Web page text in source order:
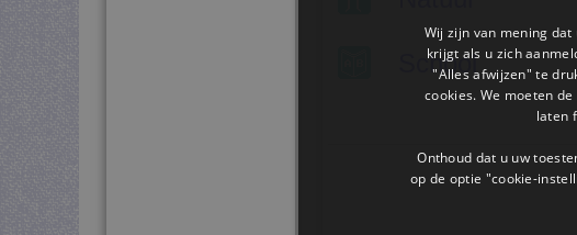
School
Wij zijn van mening
krijgt als u zich
"Alles afwijzen" te
cookies. We moeten
laten
Onthoud dat u uw
op de optie "cookie-